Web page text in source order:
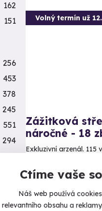
Ctíme vaše
Náš web používá
relevantního obsahu a
Volný termín už
Zážitková
náročné - 18
Exkluzivní arzenál. 115
Bystré (okres
(+ 28 dalších
3 999 Kč
162
151
256
453
378
245
551
294
450
4